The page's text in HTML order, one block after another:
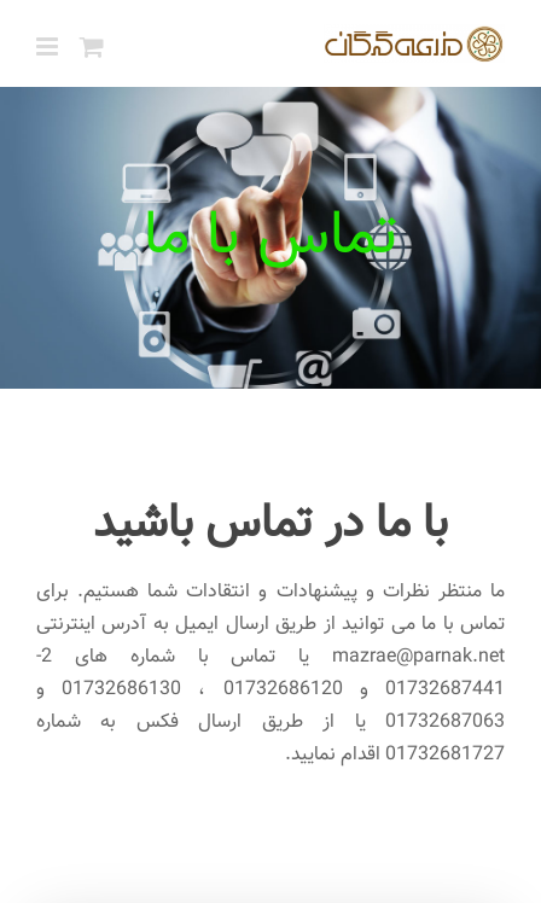
محتوا
تماس با ما
با ما در تماس باشید
ما منتظر نظرات و پیشنهادات و انتقادات شما هستیم. برای
تماس با ما می توانید از طریق ارسال ایمیل به آدرس اینترنتی
mazrae@parnak.net یا تماس با شماره های 2-
01732687441 و 01732686120 ، 01732686130 و
01732687063 یا از طریق ارسال فکس به شماره
01732681727 اقدام نمایید.